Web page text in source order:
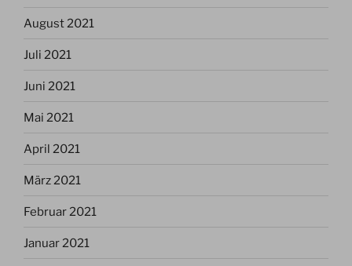
August 2021
Juli 2021
Juni 2021
Mai 2021
April 2021
März 2021
Februar 2021
Januar 2021